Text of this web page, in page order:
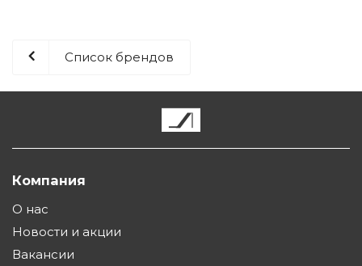
Список брендов
Компания
О нас
Новости и акции
Вакансии